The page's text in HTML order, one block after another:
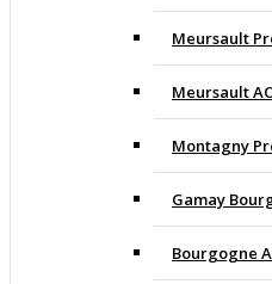
Meursault
Meursault
Montagny
Gamay
Bourgogne